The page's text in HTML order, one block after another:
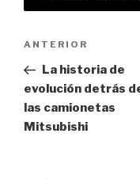
Previous
Post
ANTERIOR
La historia de
evolución detrás
las camionetas
Mitsubishi